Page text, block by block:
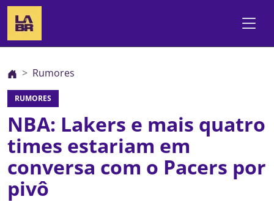
Rumores
RUMORES
NBA: Lakers e mais quatro
times estariam em
conversa com o Pacers por
pivô